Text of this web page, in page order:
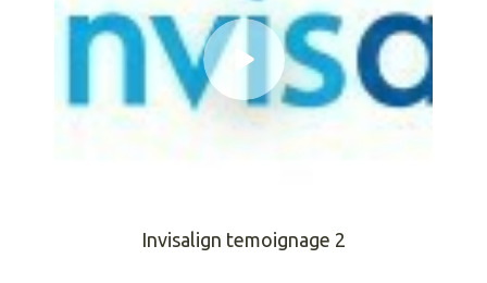
Invisalign temoignage 2